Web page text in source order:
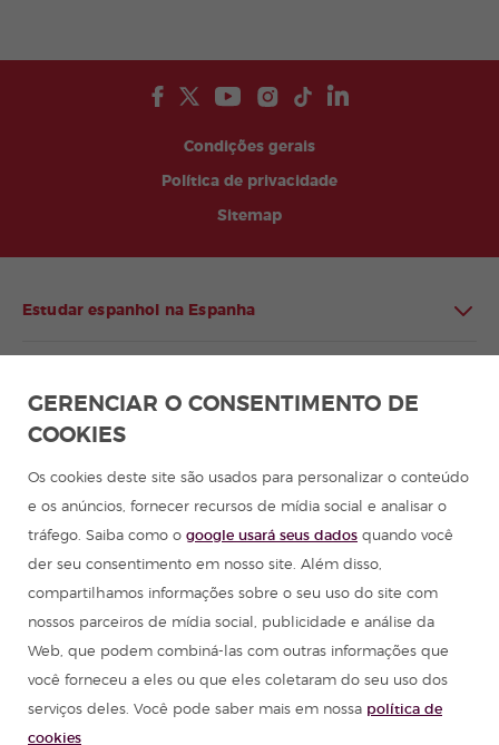
Condições gerais
Política de privacidade
Sitemap
Estudar espanhol na Espanha
Programa de espanhol para grupos
Cursos de espanhol
Acampamentos de verão na Espanha
Recursos para aprender espanhol
Partners
GERENCIAR O CONSENTIMENTO DE
COOKIES
Os cookies deste site são usados para personalizar o conteúdo
e os anúncios, fornecer recursos de mídia social e analisar o
tráfego. Saiba como o google usará seus dados quando você
der seu consentimento em nosso site. Além disso,
compartilhamos informações sobre o seu uso do site com
nossos parceiros de mídia social, publicidade e análise da
Web, que podem combiná-las com outras informações que
você forneceu a eles ou que eles coletaram do seu uso dos
serviços deles. Você pode saber mais em nossa política de
cookies